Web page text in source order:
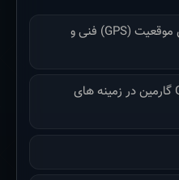
واردات و تامین سیستم های تعیین موقعیت (GPS) فنی و
ساعت های هوشمند متکی به GPS گارمین در زمینه های